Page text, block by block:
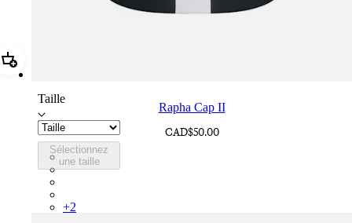
Ajouter Rapha Cap II
Taille
Sélectionnez
une taille
Rapha Cap II
CAD$50.00
RCP10XXBLW
RCP10XXRWL
+2